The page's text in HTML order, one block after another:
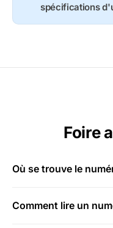
spécifications
Foire
Où se trouve le
Comment lire un